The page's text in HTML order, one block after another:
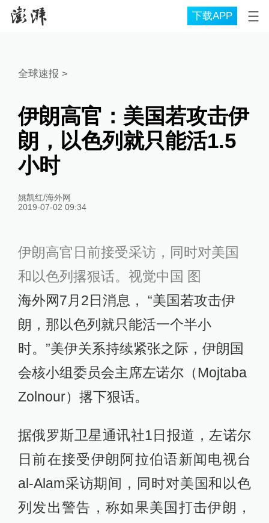
下载APP
全球速报 >
伊朗高官：美国若攻击伊
朗，以色列就只能活1.5
小时
姚凯红/海外网
2019-07-02 09:34
伊朗高官日前接受采访，同时对美国
和以色列撂狠话。视觉中国 图
海外网7月2日消息， “美国若攻击伊
朗，那以色列就只能活一个半小
时。”美伊关系持续紧张之际，伊朗国
会核小组委员会主席左诺尔（Mojtaba
Zolnour）撂下狠话。
据俄罗斯卫星通讯社1日报道，左诺尔
日前在接受伊朗阿拉伯语新闻电视台
al-Alam采访期间，同时对美国和以色
列发出警告，称如果美国打击伊朗，